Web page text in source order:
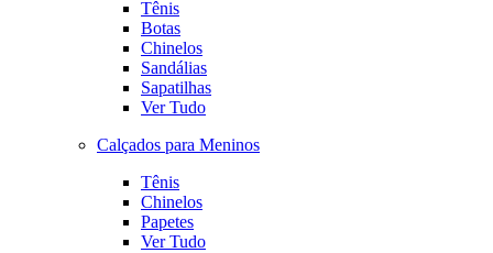
Tênis
Botas
Chinelos
Sandálias
Sapatilhas
Ver Tudo
Calçados para Meninos
Tênis
Chinelos
Papetes
Ver Tudo